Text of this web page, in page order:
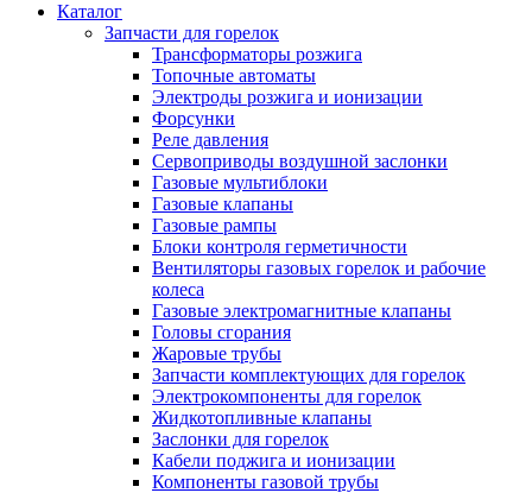
Каталог
Запчасти для горелок
Трансформаторы розжига
Топочные автоматы
Электроды розжига и ионизации
Форсунки
Реле давления
Сервоприводы воздушной заслонки
Газовые мультиблоки
Газовые клапаны
Газовые рампы
Блоки контроля герметичности
Вентиляторы газовых горелок и рабочие
колеса
Газовые электромагнитные клапаны
Головы сгорания
Жаровые трубы
Запчасти комплектующих для горелок
Электрокомпоненты для горелок
Жидкотопливные клапаны
Заслонки для горелок
Кабели поджига и ионизации
Компоненты газовой трубы